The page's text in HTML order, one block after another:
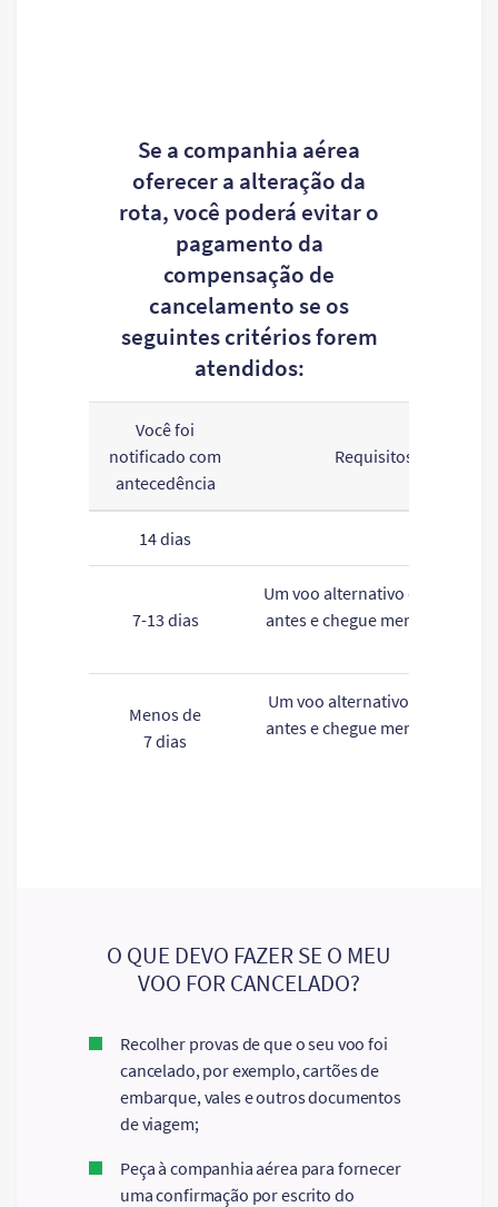
Se a companhia aérea
oferecer a alteração da
rota, você poderá evitar o
pagamento da
compensação de
cancelamento se os
seguintes critérios forem
atendidos:
Você foi
notificado com
antecedência
Requisitos para
14 dias
7-13 dias
Um voo alternativo que saia
antes e chegue menos de 4
Menos de
7 dias
Um voo alternativo que saia
antes e chegue menos de 2
O QUE DEVO FAZER SE O MEU
VOO FOR CANCELADO?
Recolher provas de que o seu voo foi
cancelado, por exemplo, cartões de
embarque, vales e outros documentos
de viagem;
Peça à companhia aérea para fornecer
uma confirmação por escrito do